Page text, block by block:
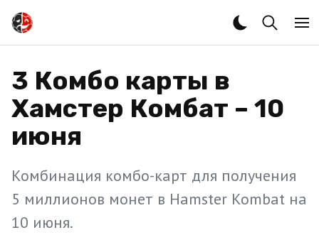
3 Комбо карты в
Хамстер Комбат – 10
июня
Комбинация комбо-карт для получения
5 миллионов монет в Hamster Kombat на
10 июня.